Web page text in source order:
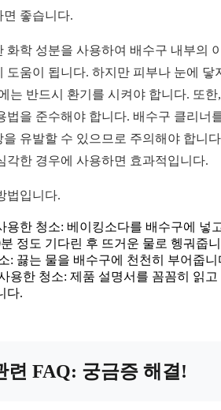
좋습니다.
화학 성분을 사용하여 배수구 내부의
도움이 됩니다. 하지만 피부나 눈에 닿
는 반드시 환기를 시켜야 합니다. 또한
법을 준수해야 합니다. 배수구 클리너
유발할 수 있으므로 주의해야 합니
각한 경우에 사용하면 효과적입니다.
법입니다.
용한 청소: 베이킹소다를 배수구에 넣
정도 기다린 후 뜨거운 물로 헹궈줍
: 끓는 물을 배수구에 천천히 부어줍니
용한 청소: 제품 설명서를 꼼꼼히 읽고
다.
련 FAQ: 궁금증 해결!